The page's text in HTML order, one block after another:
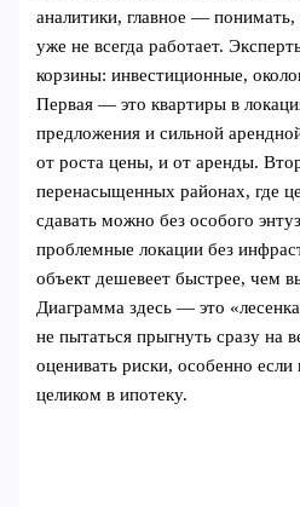
аналитики, главное —
уже не всегда работает.
корзины: инвестиционные,
Первая — это квартиры в
предложения и сильной
от роста цены, и от аренды.
перенасыщенных районах, где
сдавать можно без особого
проблемные локации без
объект дешевеет быстрее, чем
Диаграмма здесь — это
не пытаться прыгнуть сразу на
оценивать риски, особенно
целиком в ипотеку.